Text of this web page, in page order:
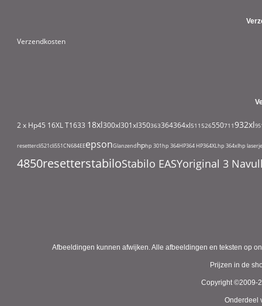
Verzendkosten
2 x Hp45 16XL T1633 18xl300xl301xl350363364364xl511 526550711932xl
resettercli521cli551CN684EEepsonGlanzendhphp 301hp 364HP364 HP364XLhp 364xlhp
4850resetterstabiloStabilo EASYoriginal 3
Afbeeldingen kunnen afwijken. Alle afbeeldingen en teksten op
Prijzen in de
Copyright ©2009-
Onderdeel